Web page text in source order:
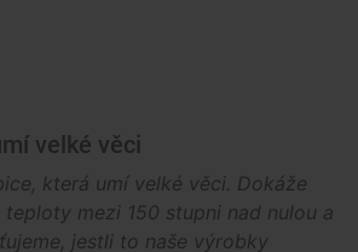
velké věci
která umí velké věci. Dokáže
mezi 150 stupni nad nulou a
jestli to naše výrobky